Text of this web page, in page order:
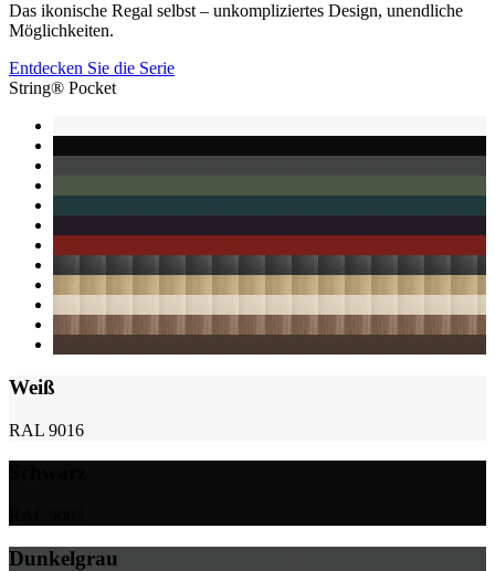
Das ikonische Regal selbst – unkompliziertes Design, unendliche
Möglichkeiten.
Entdecken Sie die Serie
String® Pocket
Weiß
RAL 9016
Dunkelgrau